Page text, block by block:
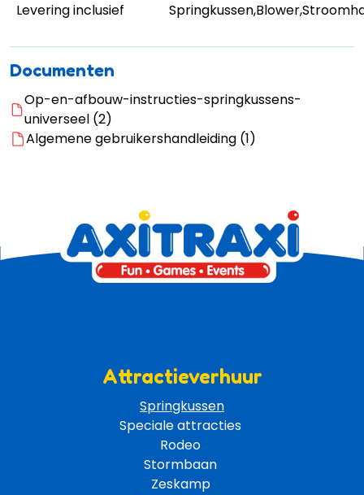
Levering inclusief
Documenten
Op-en-afbouw-instructies-springkussens-
universeel (2)
Algemene gebruikershandleiding (1)
Attractieverhuur
Springkussen
Speciale attracties
Rodeo
Stormbaan
Zeskamp